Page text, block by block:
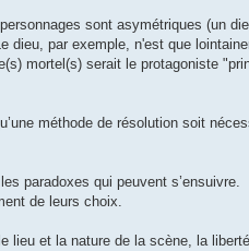
sont asymétriques (un
par exemple, n'est que
mortel(s) serait le protagoniste
méthode de résolution soit
paradoxes qui peuvent s’ensuivre.
de leurs choix.
et la nature de la scène, la